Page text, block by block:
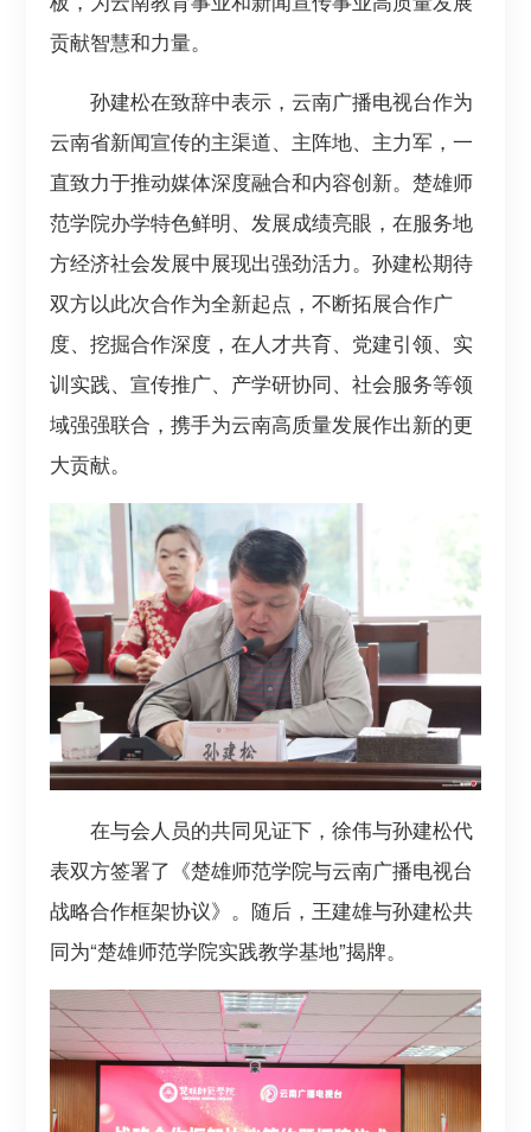
贡献智慧和力量。
孙建松在致辞中表示，云南广播电视台作为
云南省新闻宣传的主渠道、主阵地、主力军，一
直致力于推动媒体深度融合和内容创新。楚雄师
范学院办学特色鲜明、发展成绩亮眼，在服务地
方经济社会发展中展现出强劲活力。孙建松期待
双方以此次合作为全新起点，不断拓展合作广
度、挖掘合作深度，在人才共育、党建引领、实
训实践、宣传推广、产学研协同、社会服务等领
域强强联合，携手为云南高质量发展作出新的更
大贡献。
在与会人员的共同见证下，徐伟与孙建松代
表双方签署了《楚雄师范学院与云南广播电视台
战略合作框架协议》。随后，王建雄与孙建松共
同为“楚雄师范学院实践教学基地”揭牌。